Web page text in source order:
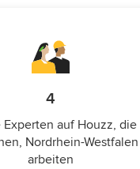
4
Experten auf Houzz, die
Nordrhein-Westfalen
arbeiten